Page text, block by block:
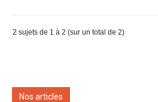
2 sujets de 1 à 2 (sur un total de 2)
Nos articles